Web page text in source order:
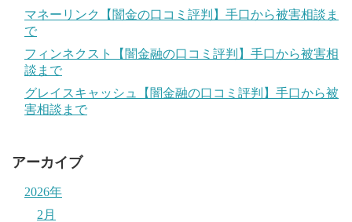
マネーリンク【闇金の口コミ評判】手口から被害相談ま
で
フィンネクスト【闇金融の口コミ評判】手口から被害相
談まで
グレイスキャッシュ【闇金融の口コミ評判】手口から被
害相談まで
アーカイブ
2026年
2月